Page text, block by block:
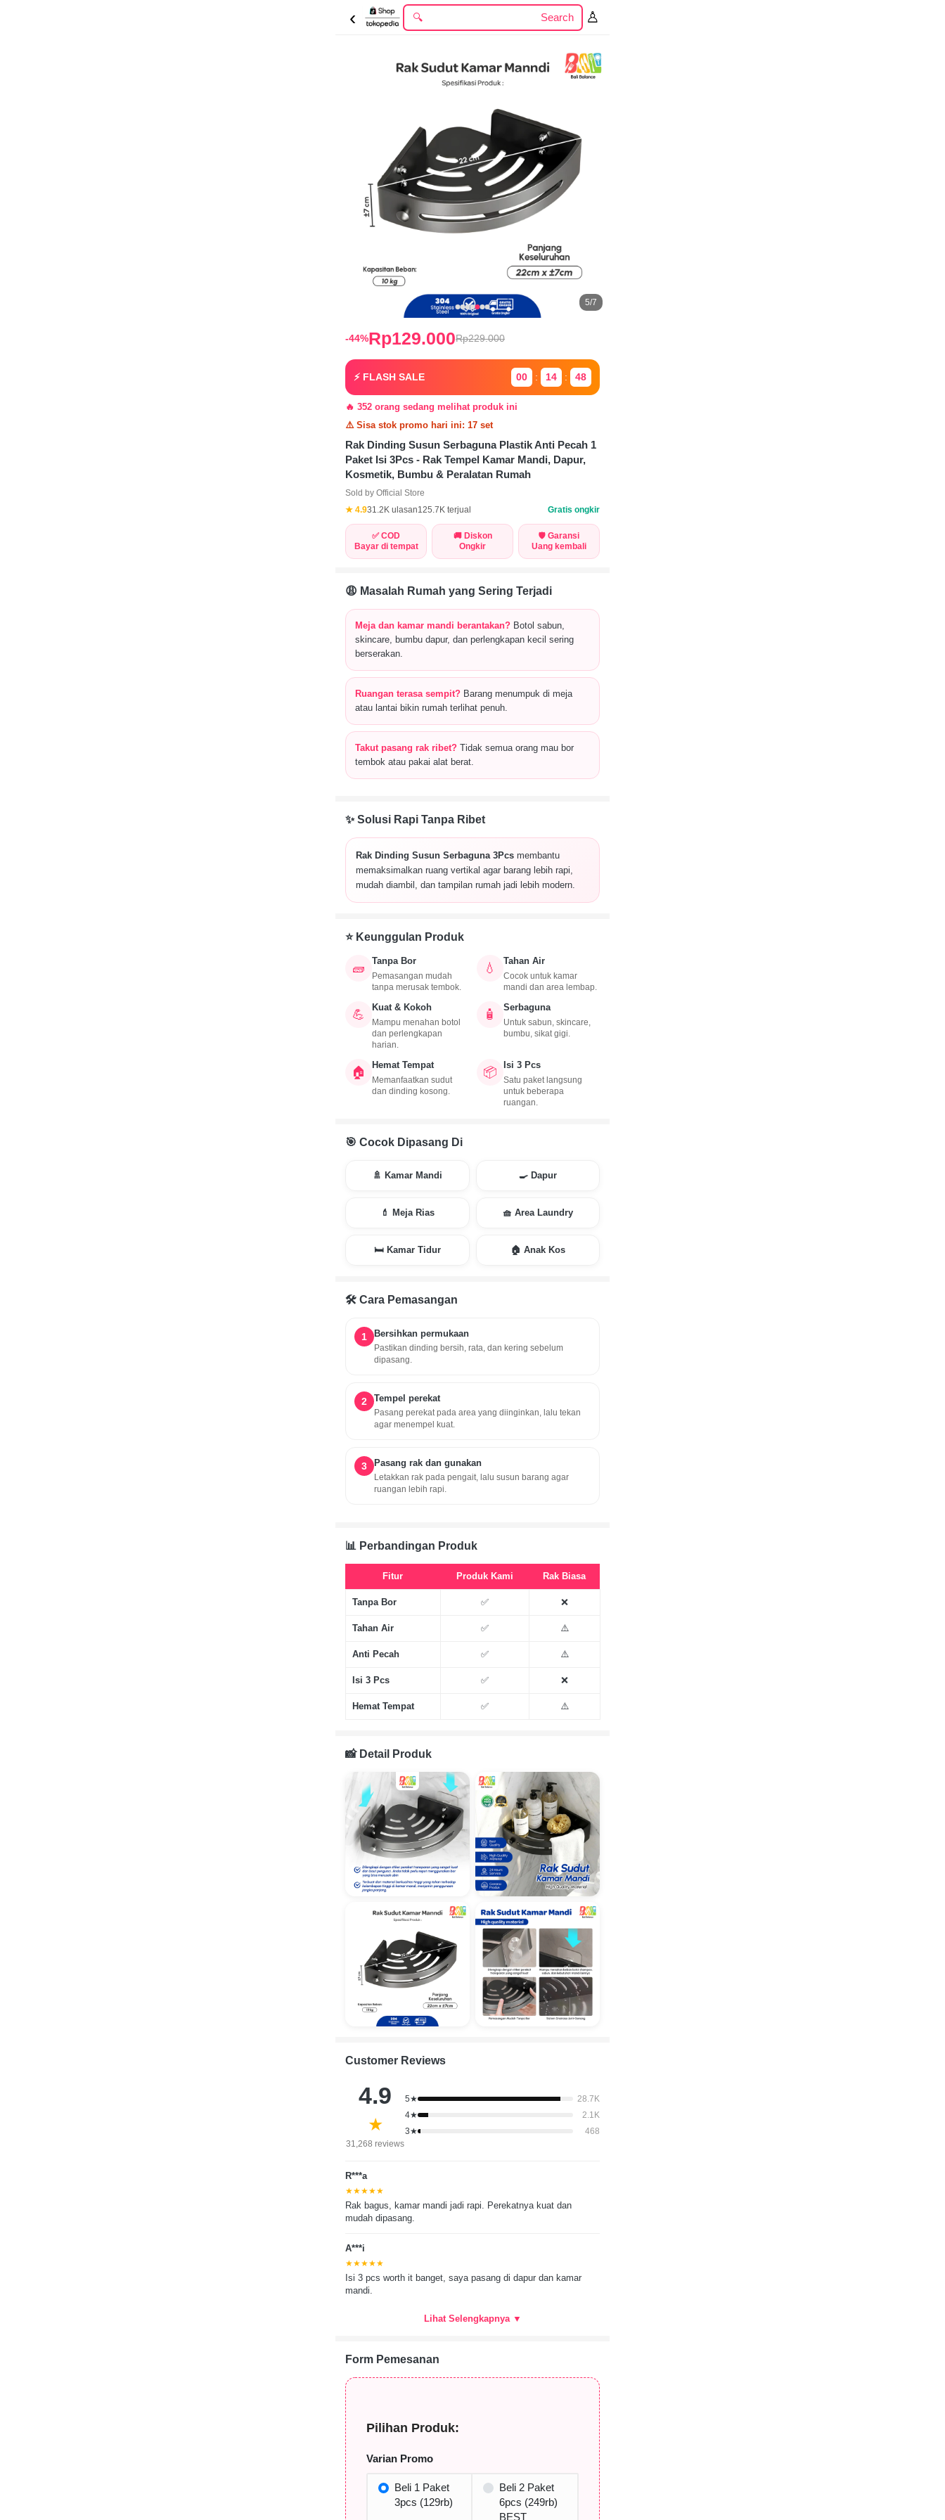
‹ 🔍 Search ♙
5/7
-44%Rp129.000Rp229.000
⚡ FLASH SALE 00 : 14 : 47
🔥 352 orang sedang melihat produk ini
⚠️ Sisa stok promo hari ini: 17 set
Rak Dinding Susun Serbaguna Plastik Anti Pecah 1
Paket Isi 3Pcs - Rak Tempel Kamar Mandi, Dapur,
Kosmetik, Bumbu & Peralatan Rumah
Sold by Official Store
★ 4.931.2K ulasan125.7K terjual Gratis ongkir
✅ COD
Bayar di tempat
🚚 Diskon
Ongkir
🛡️ Garansi
Uang kembali
😩 Masalah Rumah yang Sering Terjadi
Meja dan kamar mandi berantakan? Botol sabun,
skincare, bumbu dapur, dan perlengkapan kecil sering
berserakan.
Ruangan terasa sempit? Barang menumpuk di meja
atau lantai bikin rumah terlihat penuh.
Takut pasang rak ribet? Tidak semua orang mau bor
tembok atau pakai alat berat.
✨ Solusi Rapi Tanpa Ribet
Rak Dinding Susun Serbaguna 3Pcs membantu
memaksimalkan ruang vertikal agar barang lebih rapi,
mudah diambil, dan tampilan rumah jadi lebih modern.
⭐ Keunggulan Produk
🧱 Tanpa Bor
Pemasangan mudah
tanpa merusak tembok.
💧 Tahan Air
Cocok untuk kamar
mandi dan area lembap.
💪 Kuat & Kokoh
Mampu menahan botol
dan perlengkapan
harian.
🧴 Serbaguna
Untuk sabun, skincare,
bumbu, sikat gigi.
🏠 Hemat Tempat
Memanfaatkan sudut
dan dinding kosong.
📦 Isi 3 Pcs
Satu paket langsung
untuk beberapa
ruangan.
🎯 Cocok Dipasang Di
🚿 Kamar Mandi 🍳 Dapur
💄 Meja Rias 🧺 Area Laundry
🛏️ Kamar Tidur 🏠 Anak Kos
🛠️ Cara Pemasangan
1 Bersihkan permukaan
Pastikan dinding bersih, rata, dan kering sebelum
dipasang.
2 Tempel perekat
Pasang perekat pada area yang diinginkan, lalu tekan
agar menempel kuat.
3 Pasang rak dan gunakan
Letakkan rak pada pengait, lalu susun barang agar
ruangan lebih rapi.
📊 Perbandingan Produk
Fitur Produk Kami Rak Biasa
Tanpa Bor ✅ ❌
Tahan Air ✅ ⚠️
Anti Pecah ✅ ⚠️
Isi 3 Pcs ✅ ❌
Hemat Tempat ✅ ⚠️
📸 Detail Produk
Customer Reviews
4.9
★
31,268 reviews
5★
28.7K
4★
2.1K
3★
468
R***a
★★★★★
Rak bagus, kamar mandi jadi rapi. Perekatnya kuat dan
mudah dipasang.
A***i
★★★★★
Isi 3 pcs worth it banget, saya pasang di dapur dan kamar
mandi.
Lihat Selengkapnya ▼
Form Pemesanan
Pilihan Produk:
Varian Promo
Beli 1 Paket
3pcs (129rb)
Beli 2 Paket
6pcs (249rb)
BEST
D***h
membeli lewat promo gratis ongkir
baru saja